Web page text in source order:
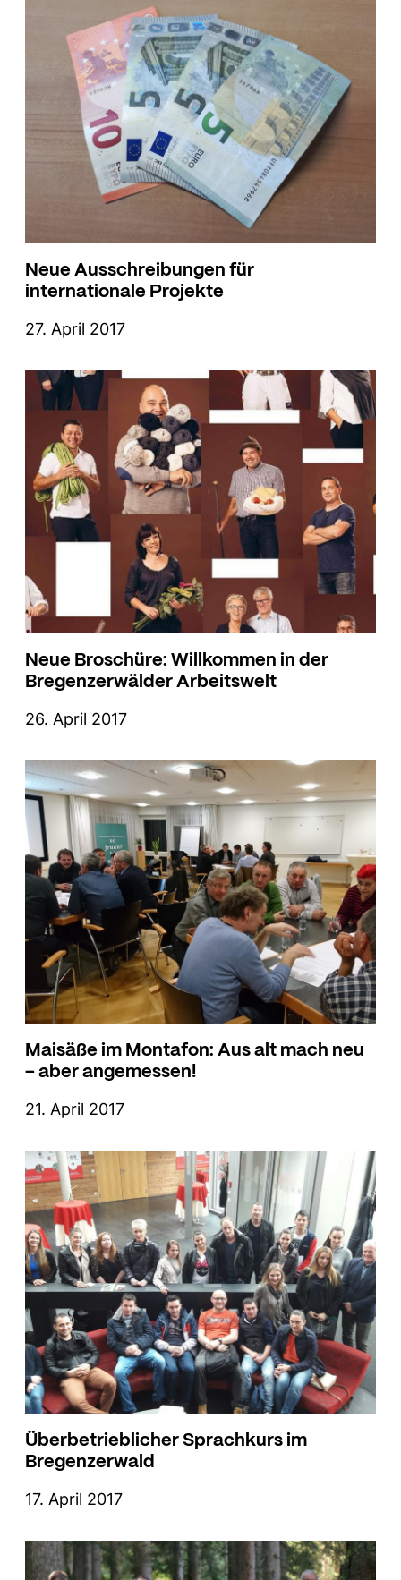
Neue Ausschreibungen für
internationale Projekte
27. April 2017
Neue Broschüre: Willkommen in der
Bregenzerwälder Arbeitswelt
26. April 2017
Maisäße im Montafon: Aus alt mach neu
– aber angemessen!
21. April 2017
Überbetrieblicher Sprachkurs im
Bregenzerwald
17. April 2017